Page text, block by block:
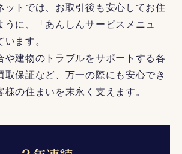
ットでは、お取引後も安心してお住
うに、「あんしんサービスメニュ
ます。
や建物のトラブルをサポートする各
取保証など、万一の際にも安心でき
様の住まいを末永く支えます。